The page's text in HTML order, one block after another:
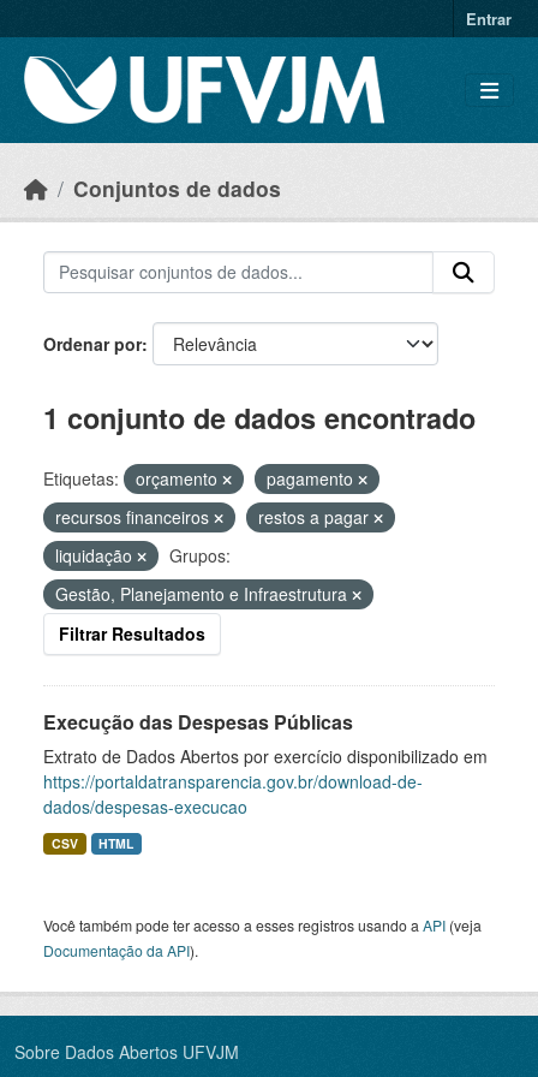
Entrar
Conjuntos de dados
Ordenar por
1 conjunto de dados encontrado
Etiquetas: orçamento
pagamento
recursos financeiros
restos a pagar
liquidação
Grupos:
Gestão, Planejamento e Infraestrutura
Filtrar Resultados
Execução das Despesas Públicas
Extrato de Dados Abertos por exercício disponibilizado em
https://portaldatransparencia.gov.br/download-de-
dados/despesas-execucao
CSV HTML
Você também pode ter acesso a esses registros usando a API (veja
Documentação da API).
Sobre Dados Abertos UFVJM